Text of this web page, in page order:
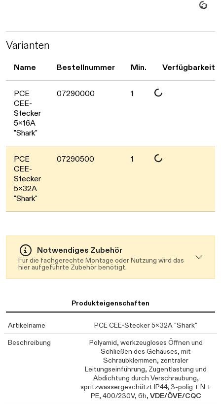
Daten werden
Varianten
Name Bestellnummer Min. Verfügbarkeit
PCE
CEE-
Stecker
5x16A
"Shark"
07290000 1 Daten werden geladen. Bitte warten...
PCE
CEE-
Stecker
5x32A
"Shark"
07290500 1 Daten werden geladen. Bitte warten...
Notwendiges Zubehör
Für die fachgerechte Montage oder Nutzung wird das
hier aufgeführte Zubehör benötigt.
Produkteigenschaften
Artikelname
PCE CEE-Stecker 5x32A "Shark"
Beschreibung
Polyamid, werkzeugloses Öffnen und
Schließen des Gehäuses, mit
Schraubklemmen, zentraler
Leitungseinführung, Zugentlastung und
Abdichtung durch Verschraubung,
spritzwassergeschützt IP44, 3-polig + N +
PE, 400/230V, 6h, VDE/ÖVE/CQC